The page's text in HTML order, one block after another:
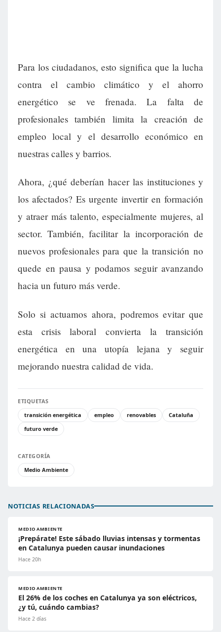
Para los ciudadanos, esto significa que la lucha
contra el cambio climático y el ahorro
energético se ve frenada. La falta de
profesionales también limita la creación de
empleo local y el desarrollo económico en
nuestras calles y barrios.
Ahora, ¿qué deberían hacer las instituciones y
los afectados? Es urgente invertir en formación
y atraer más talento, especialmente mujeres, al
sector. También, facilitar la incorporación de
nuevos profesionales para que la transición no
quede en pausa y podamos seguir avanzando
hacia un futuro más verde.
Solo si actuamos ahora, podremos evitar que
esta crisis laboral convierta la transición
energética en una utopía lejana y seguir
mejorando nuestra calidad de vida.
ETIQUETAS
transición energética
empleo renovables
Cataluña
futuro verde
CATEGORÍA
Medio Ambiente
NOTICIAS RELACIONADAS
MEDIO AMBIENTE
¡Prepárate! Este sábado lluvias intensas y tormentas
en Catalunya pueden causar inundaciones
Hace 20h
MEDIO AMBIENTE
El 26% de los coches en Catalunya ya son eléctricos,
¿y tú, cuándo cambias?
Hace 2 días